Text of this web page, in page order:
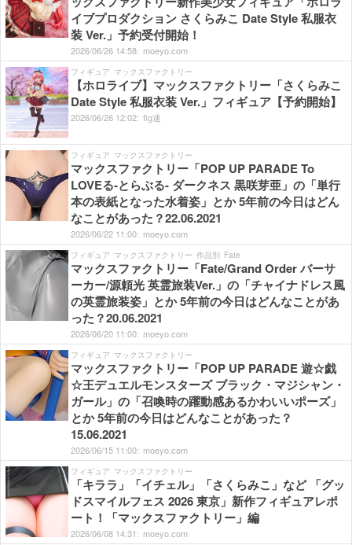
イブプロダクション さくらみこ Date Style 私服衣
装 Ver.」予約受付開始！
2026/06/26 14:58: moeyo.com
フィギュア マックスファクトリー
【ホロライブ】マックスファクトリー「さくらみこ
Date Style 私服衣装 Ver.」フィギュア【予約開始】
2026/06/26 12:02: fig速
フィギュア マックスファクトリー
マックスファクトリー「POP UP PARADE To
LOVEる-とらぶる- ダークネス 黒咲芽亜」の「単行
本の表紙となった水着姿」とか 5年前の今日はどん
なことがあった？22.06.2021
2026/06/22 11:00: moeyo.com
フィギュア マックスファクトリー 作品別 Fate
マックスファクトリー「Fate/Grand Order バーサ
ーカー/源頼光 英霊旅装Ver.」の「チャイナドレス風
の英霊旅装姿」とか 5年前の今日はどんなことがあ
った？20.06.2021
2026/06/20 11:00: moeyo.com
フィギュア マックスファクトリー
マックスファクトリー「POP UP PARADE 遊☆戯
☆王デュエルモンスターズ ブラック・マジシャン・
ガール」の「召喚時の躍動感あるかわいいポーズ」
とか 5年前の今日はどんなことがあった？
15.06.2021
2026/06/15 11:00: moeyo.com
フィギュア マックスファクトリー
「キララ」「イチェル」「さくらみこ」など 「グッ
ドスマイルフェス 2026 東京」新作フィギュアレポ
ート！「マックスファクトリー」編
2026/06/08 14:31: moeyo.com